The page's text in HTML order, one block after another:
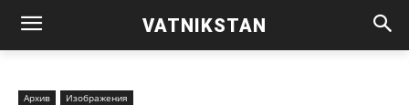
VATNIKSTAN
Архив Изображения